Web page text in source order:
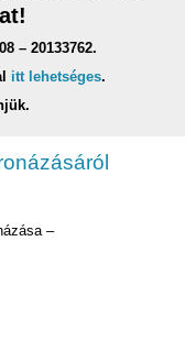
– 20133762.
itt lehetséges.
–